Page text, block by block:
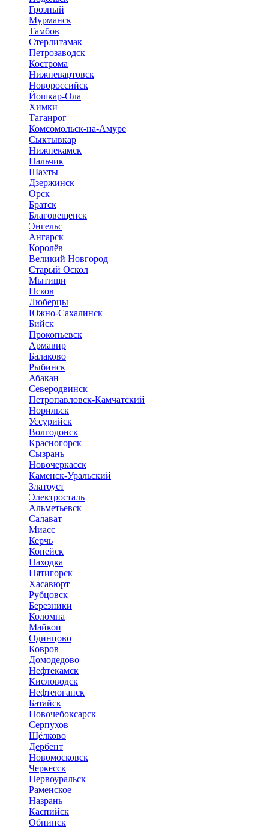
Грозный
Мурманск
Тамбов
Стерлитамак
Петрозаводск
Кострома
Нижневартовск
Новороссийск
Йошкар-Ола
Химки
Таганрог
Комсомольск-на-Амуре
Сыктывкар
Нижнекамск
Нальчик
Шахты
Дзержинск
Орск
Братск
Благовещенск
Энгельс
Ангарск
Королёв
Великий Новгород
Старый Оскол
Мытищи
Псков
Люберцы
Южно-Сахалинск
Бийск
Прокопьевск
Армавир
Балаково
Рыбинск
Абакан
Северодвинск
Петропавловск-Камчатский
Норильск
Уссурийск
Волгодонск
Красногорск
Сызрань
Новочеркасск
Каменск-Уральский
Златоуст
Электросталь
Альметьевск
Салават
Миасс
Керчь
Копейск
Находка
Пятигорск
Хасавюрт
Рубцовск
Березники
Коломна
Майкоп
Одинцово
Ковров
Домодедово
Нефтекамск
Кисловодск
Нефтеюганск
Батайск
Новочебоксарск
Серпухов
Щёлково
Дербент
Новомосковск
Черкесск
Первоуральск
Раменское
Назрань
Каспийск
Обнинск